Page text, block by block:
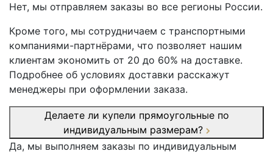
Нет, мы отправляем заказы во все регионы России.
Кроме того, мы сотрудничаем с транспортными
компаниями-партнёрами, что позволяет нашим
клиентам экономить от 20 до 60% на доставке.
Подробнее об условиях доставки расскажут
менеджеры при оформлении заказа.
Делаете ли купели прямоугольные по
индивидуальным размерам?
Да, мы выполняем заказы по индивидуальным